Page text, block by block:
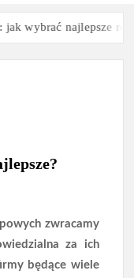
najlepsze
zwracamy
za ich
będące wiele